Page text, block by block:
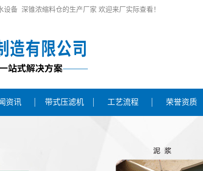
备 深锥浓缩料仓的生产厂家 欢迎来厂实际查看！
资讯 带式压滤机 工艺流程 荣誉资质